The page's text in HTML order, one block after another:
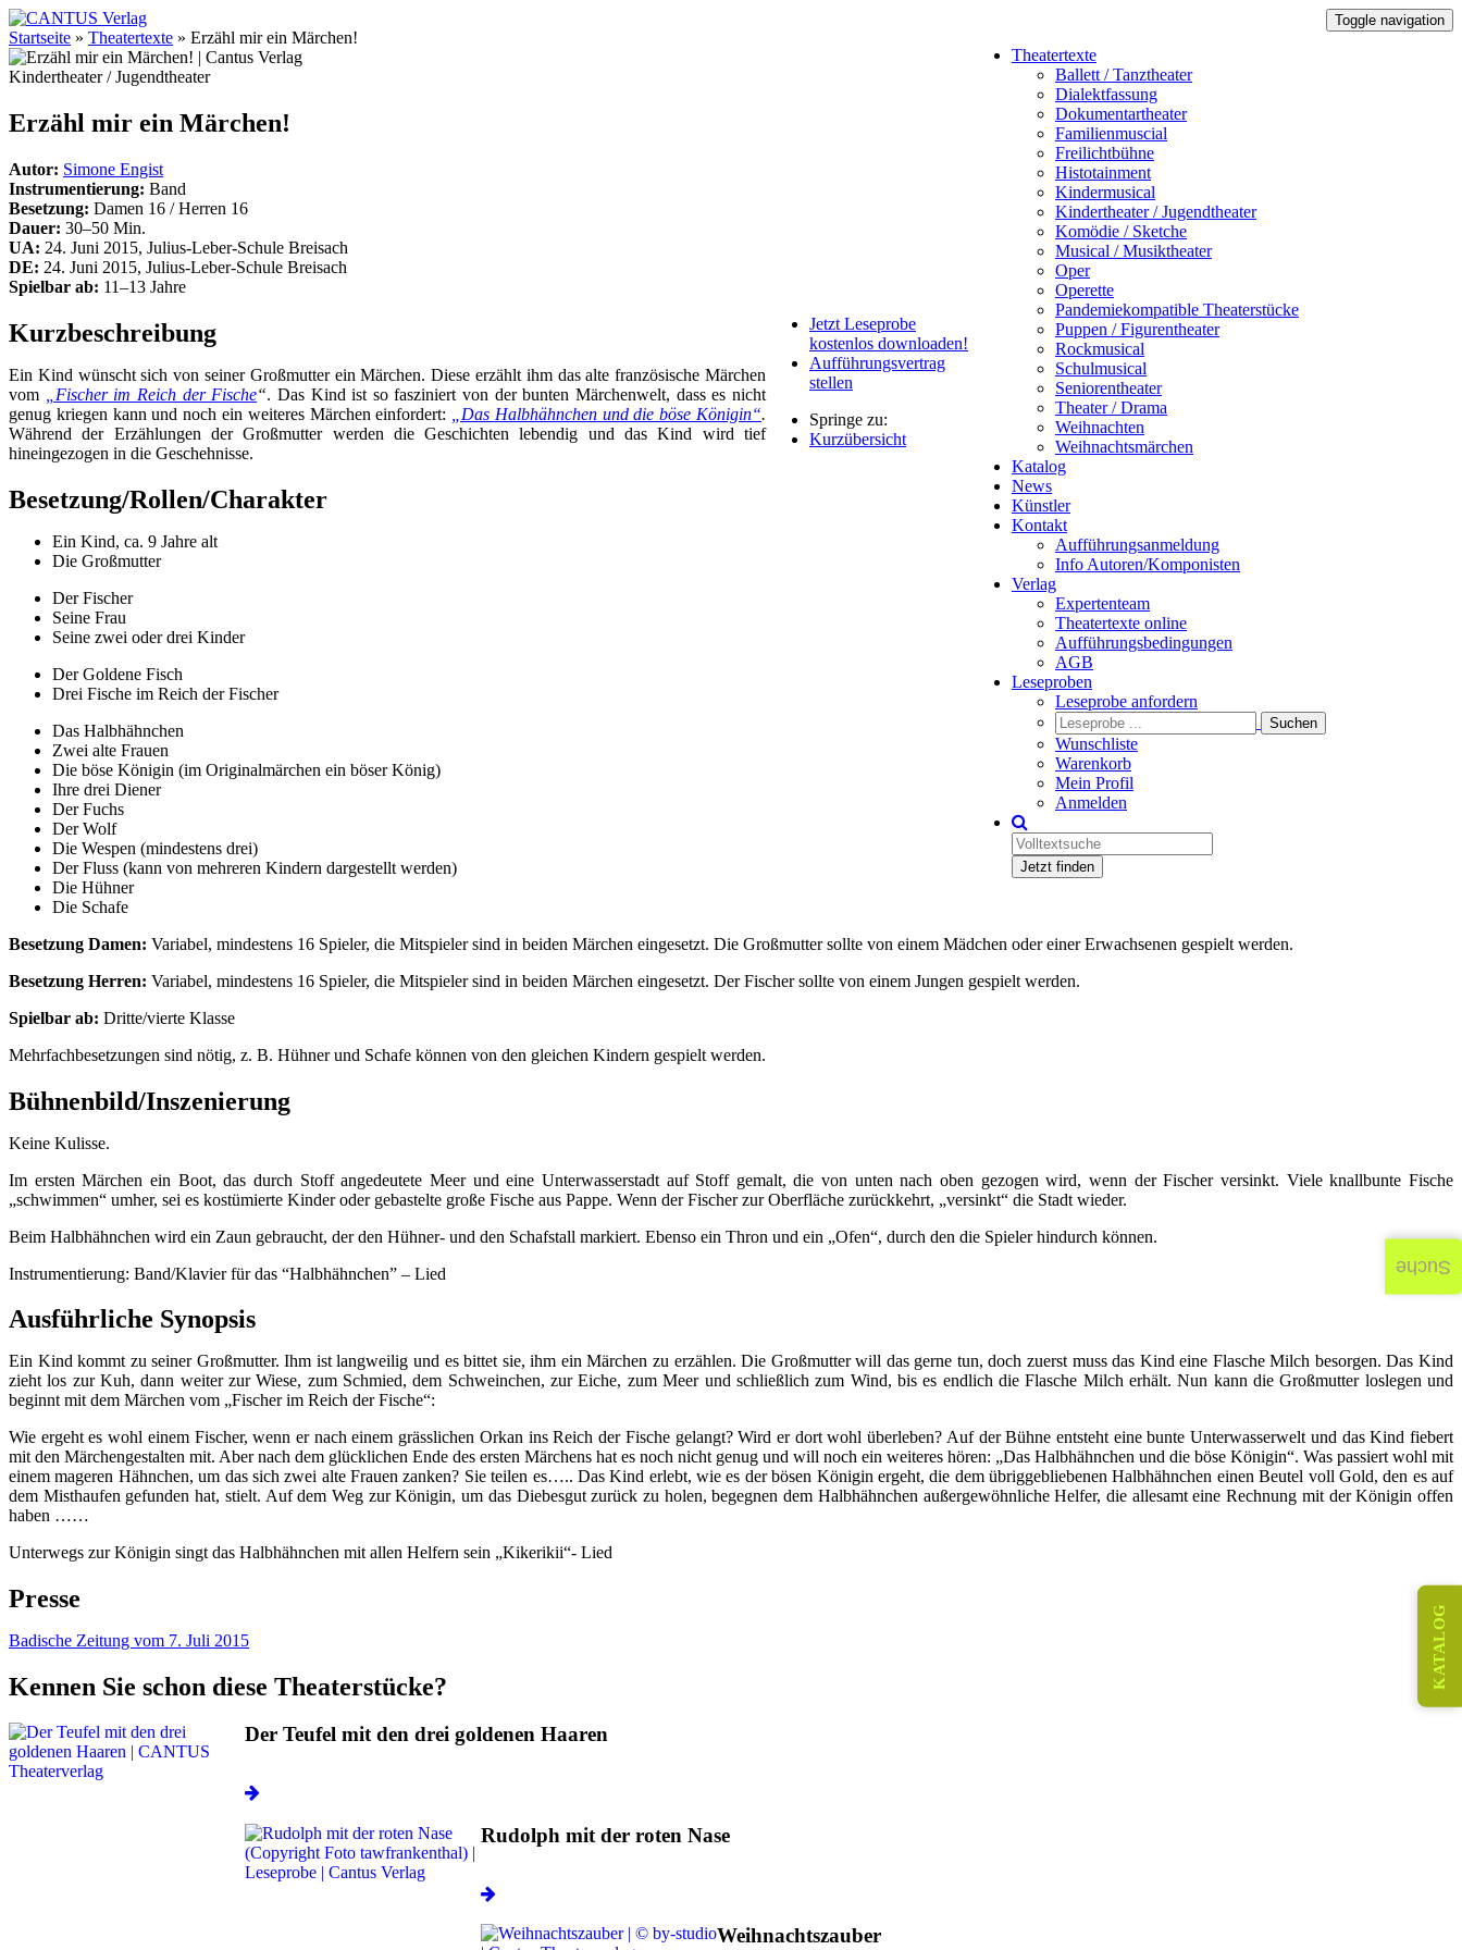
Toggle navigation
Theatertexte
Ballett / Tanztheater
Dialektfassung
Dokumentartheater
Familienmuscial
Freilichtbühne
Histotainment
Kindermusical
Kindertheater / Jugendtheater
Komödie / Sketche
Musical / Musiktheater
Oper
Operette
Pandemiekompatible Theaterstücke
Puppen / Figurentheater
Rockmusical
Schulmusical
Seniorentheater
Theater / Drama
Weihnachten
Weihnachtsmärchen
Katalog
News
Künstler
Kontakt
Aufführungsanmeldung
Info Autoren/Komponisten
Verlag
Expertenteam
Theatertexte online
Aufführungsbedingungen
AGB
Leseproben
Leseprobe anfordern
Wunschliste
Warenkorb
Mein Profil
Anmelden
Jetzt finden
Startseite » Theatertexte » Erzähl mir ein Märchen!
Kindertheater / Jugendtheater
Erzähl mir ein Märchen!
Autor: Simone Engist
Instrumentierung: Band
Besetzung: Damen 16 / Herren 16
Dauer: 30–50 Min.
UA: 24. Juni 2015, Julius-Leber-Schule Breisach
DE: 24. Juni 2015, Julius-Leber-Schule Breisach
Spielbar ab: 11–13 Jahre
Jetzt Leseprobe
kostenlos downloaden!
Aufführungsvertrag
stellen
Springe zu:
Kurzübersicht
Kurzbeschreibung
Ein Kind wünscht sich von seiner Großmutter ein Märchen. Diese erzählt ihm das alte französische Märchen
vom
„Fischer im Reich der Fische“. Das Kind ist so fasziniert von der bunten Märchenwelt, dass es nicht
genug kriegen kann und noch ein weiteres Märchen einfordert:
„Das Halbhähnchen und die böse Königin“.
Während der Erzählungen der Großmutter werden die Geschichten lebendig und das Kind wird tief
hineingezogen in die Geschehnisse.
Besetzung/Rollen/Charakter
Ein Kind, ca. 9 Jahre alt
Die Großmutter
Der Fischer
Seine Frau
Seine zwei oder drei Kinder
Der Goldene Fisch
Drei Fische im Reich der Fischer
Das Halbhähnchen
Zwei alte Frauen
Die böse Königin (im Originalmärchen ein böser König)
Ihre drei Diener
Der Fuchs
Der Wolf
Die Wespen (mindestens drei)
Der Fluss (kann von mehreren Kindern dargestellt werden)
Die Hühner
Die Schafe
Besetzung Damen: Variabel, mindestens 16 Spieler, die Mitspieler sind in beiden Märchen eingesetzt. Die Großmutter sollte von einem Mädchen oder einer Erwachsenen gespielt werden.
Besetzung Herren: Variabel, mindestens 16 Spieler, die Mitspieler sind in beiden Märchen eingesetzt. Der Fischer sollte von einem Jungen gespielt werden.
Spielbar ab: Dritte/vierte Klasse
Mehrfachbesetzungen sind nötig, z. B. Hühner und Schafe können von den gleichen Kindern gespielt werden.
Bühnenbild/Inszenierung
Keine Kulisse.
Im ersten Märchen ein Boot, das durch Stoff angedeutete Meer und eine Unterwasserstadt auf Stoff gemalt, die von unten nach oben gezogen wird, wenn der Fischer versinkt. Viele knallbunte Fische
„schwimmen“ umher, sei es kostümierte Kinder oder gebastelte große Fische aus Pappe. Wenn der Fischer zur Oberfläche zurückkehrt, „versinkt“ die Stadt wieder.
Beim Halbhähnchen wird ein Zaun gebraucht, der den Hühner- und den Schafstall markiert. Ebenso ein Thron und ein „Ofen“, durch den die Spieler hindurch können.
Instrumentierung: Band/Klavier für das “Halbhähnchen” – Lied
Ausführliche Synopsis
Ein Kind kommt zu seiner Großmutter. Ihm ist langweilig und es bittet sie, ihm ein Märchen zu erzählen. Die Großmutter will das gerne tun, doch zuerst muss das Kind eine Flasche Milch besorgen. Das Kind
zieht los zur Kuh, dann weiter zur Wiese, zum Schmied, dem Schweinchen, zur Eiche, zum Meer und schließlich zum Wind, bis es endlich die Flasche Milch erhält. Nun kann die Großmutter loslegen und
beginnt mit dem Märchen vom „Fischer im Reich der Fische“:
Wie ergeht es wohl einem Fischer, wenn er nach einem grässlichen Orkan ins Reich der Fische gelangt? Wird er dort wohl überleben? Auf der Bühne entsteht eine bunte Unterwasserwelt und das Kind fiebert
mit den Märchengestalten mit. Aber nach dem glücklichen Ende des ersten Märchens hat es noch nicht genug und will noch ein weiteres hören: „Das Halbhähnchen und die böse Königin“. Was passiert wohl mit
einem mageren Hähnchen, um das sich zwei alte Frauen zanken? Sie teilen es….. Das Kind erlebt, wie es der bösen Königin ergeht, die dem übriggebliebenen Halbhähnchen einen Beutel voll Gold, den es auf
dem Misthaufen gefunden hat, stielt. Auf dem Weg zur Königin, um das Diebesgut zurück zu holen, begegnen dem Halbhähnchen außergewöhnliche Helfer, die allesamt eine Rechnung mit der Königin offen
haben ……
Unterwegs zur Königin singt das Halbhähnchen mit allen Helfern sein „Kikerikii“- Lied
Presse
Badische Zeitung vom 7. Juli 2015
Kennen Sie schon diese Theaterstücke?
Der Teufel mit den drei goldenen Haaren
Rudolph mit der roten Nase
Weihnachtszauber
KATALOG
Suche